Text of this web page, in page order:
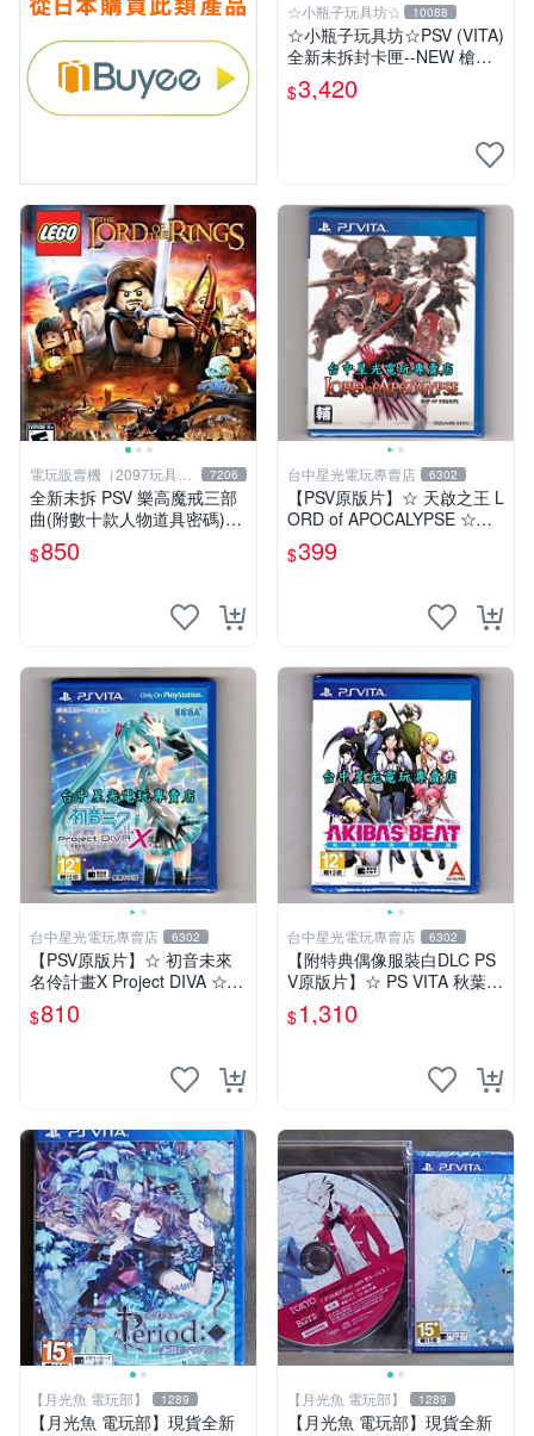
☆小瓶子玩具坊☆ 10088
☆小瓶子玩具坊☆PSV (VITA)
全新未拆封卡匣--NEW 槍彈
辯駁 V3 大家的自相殘殺新學
期 限定版 (日版)
$3,420
電玩販賣機（2097玩具公
仔舖
7206
全新未拆 PSV 樂高魔戒三部
曲(附數十款人物道具密碼)Le
go The Lord of the Rings-英
文美版-
$850
台中星光電玩專賣店 6302
【PSV原版片】☆ 天啟之王 L
ORD of APOCALYPSE ☆日
文亞版全新品【台中星光電
玩】
$399
台中星光電玩專賣店 6302
【PSV原版片】☆ 初音未來
名伶計畫X Project DIVA ☆中
文版全新品【台中星光電玩】
$810
台中星光電玩專賣店 6302
【附特典偶像服裝白DLC PS
V原版片】☆ PS VITA 秋葉原
妄想物語 秋葉潮物語 ☆中文
版全新品【台中星光電玩】
$1,310
【月光魚 電玩部】 1289
【月光魚 電玩部】現貨全新
【月光魚 電玩部】 1289
【月光魚 電玩部】現貨全新